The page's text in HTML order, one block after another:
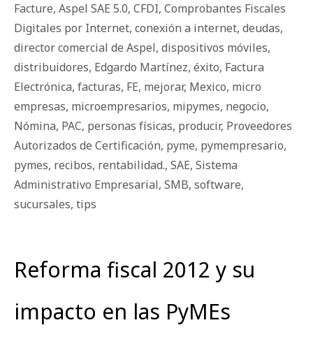
Facture, Aspel SAE 5.0, CFDI, Comprobantes Fiscales
Digitales por Internet, conexión a internet, deudas,
director comercial de Aspel, dispositivos móviles,
distribuidores, Edgardo Martínez, éxito, Factura
Electrónica, facturas, FE, mejorar, Mexico, micro
empresas, microempresarios, mipymes, negocio,
Nómina, PAC, personas físicas, producir, Proveedores
Autorizados de Certificación, pyme, pymempresario,
pymes, recibos, rentabilidad., SAE, Sistema
Administrativo Empresarial, SMB, software,
sucursales, tips
Reforma fiscal 2012 y su
impacto en las PyMEs